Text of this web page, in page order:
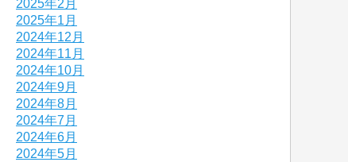
2025年2月
2025年1月
2024年12月
2024年11月
2024年10月
2024年9月
2024年8月
2024年7月
2024年6月
2024年5月